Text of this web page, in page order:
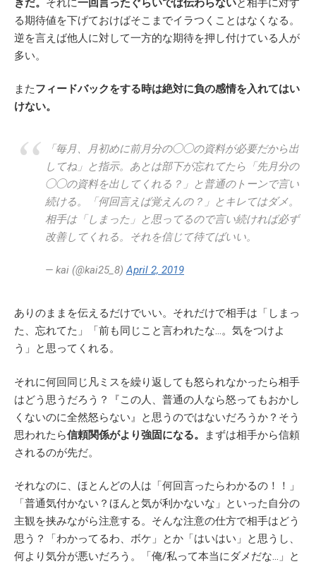
きだ。 それに一回言ったぐらいでは伝わらないと相手に対す
る期待値を下げておけばそこまでイラつくことはなくなる。
逆を言えば他人に対して一方的な期待を押し付けている人が
多い。
またフィードバックをする時は絶対に負の感情を入れてはい
けない。
「毎月、月初めに前月分の◯◯の資料が必要だから出
してね」と指示。あとは部下が忘れてたら「先月分の
◯◯の資料を出してくれる？」と普通のトーンで言い
続ける。「何回言えば覚えんの？」とキレてはダメ。
相手は「しまった」と思ってるので言い続ければ必ず
改善してくれる。それを信じて待てばいい。
— kai (@kai25_8)April 2, 2019
ありのままを伝えるだけでいい。それだけで相手は「しまっ
た、忘れてた」「前も同じこと言われたな…。気をつけよ
う」と思ってくれる。
それに何回同じ凡ミスを繰り返しても怒られなかったら相手
はどう思うだろう？『この人、普通の人なら怒ってもおかし
くないのに全然怒らない』と思うのではないだろうか？そう
思われたら信頼関係がより強固になる。
まずは相手から信頼
されるのが先だ。
それなのに、ほとんどの人は「何回言ったらわかるの！！」
「普通気付かない？ほんと気が利かないな」といった自分の
主観を挟みながら注意する。そんな注意の仕方で相手はどう
思う？「わかってるわ、ボケ」とか「はいはい」と思うし、
何より気分が悪いだろう。「俺/私って本当にダメだな…」と